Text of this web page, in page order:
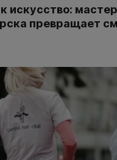
искусство: мастер
превращает